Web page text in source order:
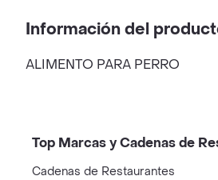
Información del
ALIMENTO PARA PERRO
Top Marcas y Cadenas de
Cadenas de Restaurantes